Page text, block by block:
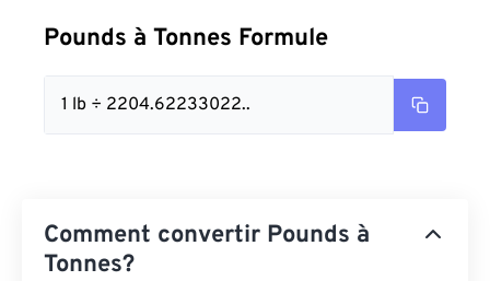
Pounds à Tonnes Formule
1 lb ÷ 2204.62233022..
Comment convertir Pounds à
Tonnes?